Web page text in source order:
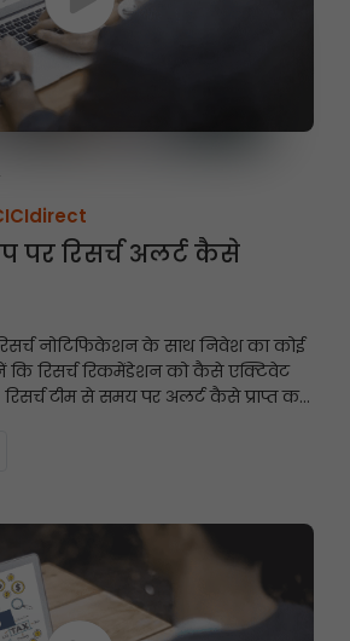
पर रिसर्च अलर्ट कैसे
नोटिफिकेशन के साथ निवेश का कोई
कि रिसर्च रिकमेंडेशन को कैसे एक्टिवेट
टीम से समय पर अलर्ट कैसे प्राप्त करें।